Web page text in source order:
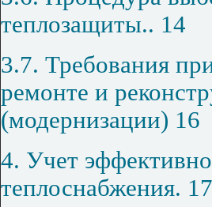
теплозащиты.. 14
3.7. Требования
ремонте и
(модернизации) 16
4. Учет
теплоснабжения. 17